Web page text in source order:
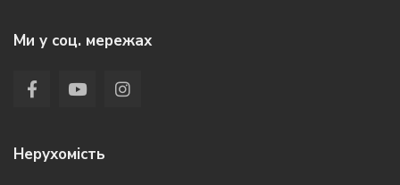
Ми у соц. мережах
Нерухомість